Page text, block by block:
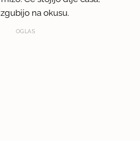
na okusu.
OGLAS